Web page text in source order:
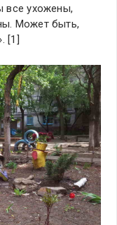
ухожены,
Может быть,
[1]